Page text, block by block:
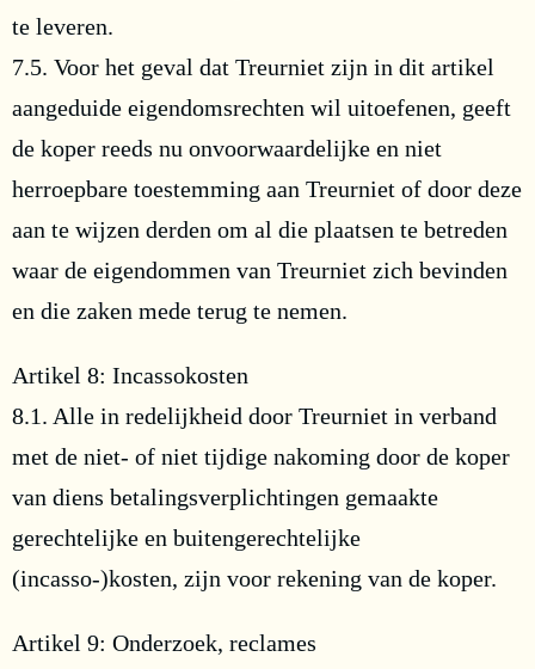
te leveren.
7.5. Voor het geval dat Treurniet zijn in dit artikel
aangeduide eigendomsrechten wil uitoefenen, geeft
de koper reeds nu onvoorwaardelijke en niet
herroepbare toestemming aan Treurniet of door deze
aan te wijzen derden om al die plaatsen te betreden
waar de eigendommen van Treurniet zich bevinden
en die zaken mede terug te nemen.
Artikel 8: Incassokosten
8.1. Alle in redelijkheid door Treurniet in verband
met de niet- of niet tijdige nakoming door de koper
van diens betalingsverplichtingen gemaakte
gerechtelijke en buitengerechtelijke
(incasso-)kosten, zijn voor rekening van de koper.
Artikel 9: Onderzoek, reclames